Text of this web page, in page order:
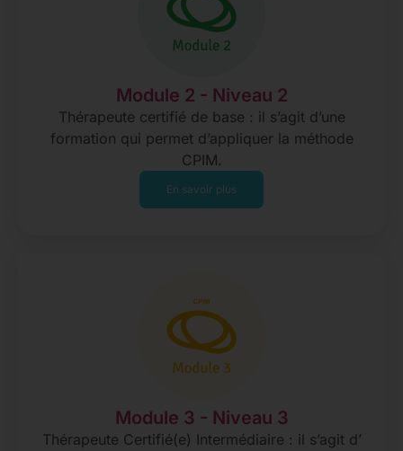
Module 2 - Niveau 2
Thérapeute certifié de base : il s’agit d’une
formation qui permet d’appliquer la méthode
CPIM.
En savoir plus
Module 3 - Niveau 3
Thérapeute Certifié(e) Intermédiaire : il s’agit d’